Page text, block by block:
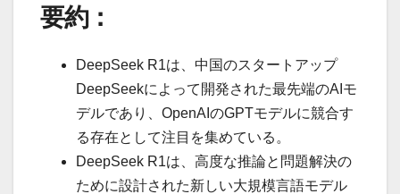
要約：
DeepSeek R1は、中国のスタートアップ
DeepSeekによって開発された最先端のAIモ
デルであり、OpenAIのGPTモデルに競合す
る存在として注目を集めている。
DeepSeek R1は、高度な推論と問題解決の
ために設計された新しい大規模言語モデル